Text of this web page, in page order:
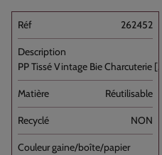
262452
PP Tissé Vintage Bie Charcuterie [...]
Réutilisable
NON